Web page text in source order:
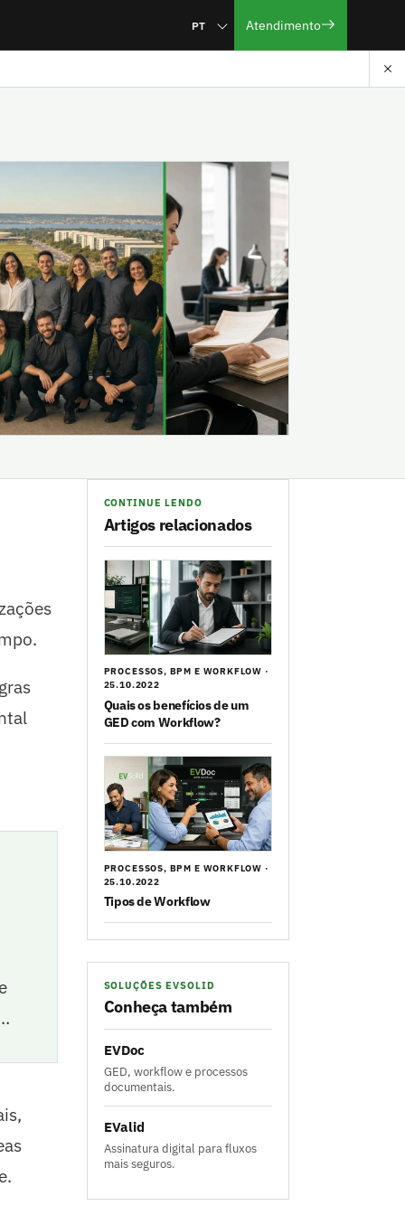
Atendimento
CONTINUE LENDO
Artigos relacionados
PROCESSOS, BPM E WORKFLOW ·
25.10.2022
Quais os benefícios de um
GED com Workflow?
PROCESSOS, BPM E WORKFLOW ·
25.10.2022
Tipos de Workflow
SOLUÇÕES EVSOLID
Conheça também
EVDoc
GED, workflow e processos
documentais.
EValid
Assinatura digital para fluxos
mais seguros.